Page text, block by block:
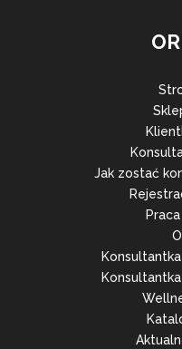
Jak zostać
Konsultantka